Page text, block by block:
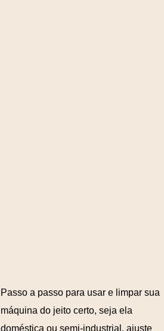
Passo a passo para usar e limpar sua
máquina do jeito certo, seja ela
doméstica ou semi-industrial, ajuste